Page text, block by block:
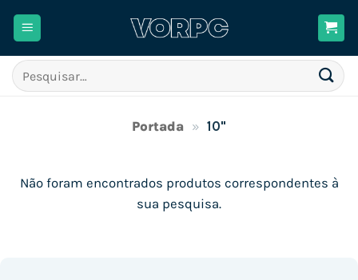
Pesquisar
por:
Portada » 10"
Não foram encontrados produtos correspondentes à
sua pesquisa.